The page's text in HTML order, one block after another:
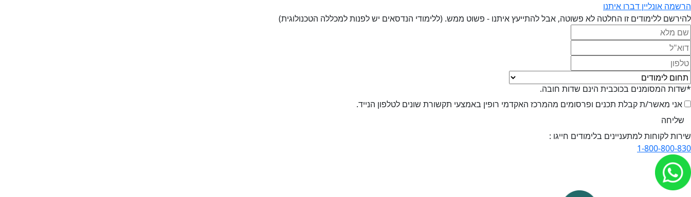
הרשמה אונליין דברו איתנו
להירשם ללימודים זו החלטה לא פשוטה, אבל להתייעץ איתנו - פשוט ממש. (ללימודי הנדסאים יש לפנות למכללה הטכנולוגית)
*שדות המסומנים בכוכבית הינם שדות חובה.
אני מאשר/ת קבלת תכנים ופרסומים מהמרכז האקדמי רופין באמצעי תקשורת שונים לטלפון הנייד.
שירות לקוחות למתעניינים בלימודים חייגו :
1-800-800-830